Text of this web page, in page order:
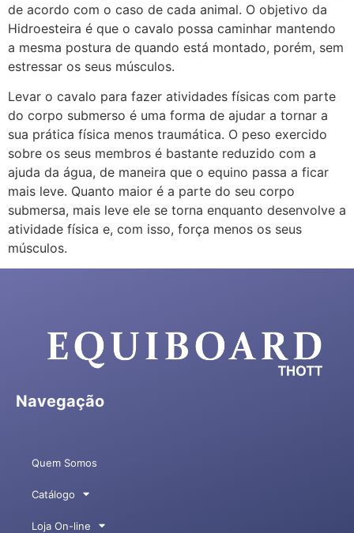
de acordo com o caso de cada animal. O objetivo da
Hidroesteira é que o cavalo possa caminhar mantendo
a mesma postura de quando está montado, porém, sem
estressar os seus músculos.
Levar o cavalo para fazer atividades físicas com parte
do corpo submerso é uma forma de ajudar a tornar a
sua prática física menos traumática. O peso exercido
sobre os seus membros é bastante reduzido com a
ajuda da água, de maneira que o equino passa a ficar
mais leve. Quanto maior é a parte do seu corpo
submersa, mais leve ele se torna enquanto desenvolve a
atividade física e, com isso, força menos os seus
músculos.
Navegação
Quem Somos
Catálogo
Loja On-line